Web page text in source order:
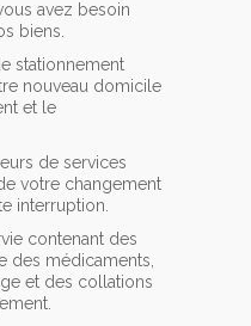
avez besoin
biens.
stationnement
nouveau domicile
et le
de services
votre changement
interruption.
contenant des
des médicaments,
et des collations